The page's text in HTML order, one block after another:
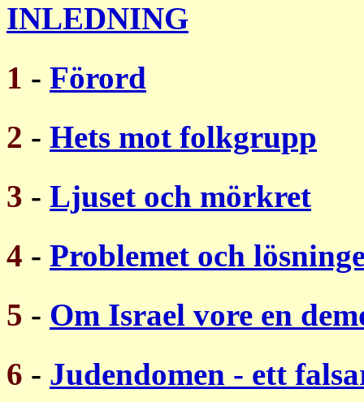
INLEDNING
1 - Förord
2 - Hets mot folkgrupp
3 - Ljuset och mörkret
4 - Problemet och
5 - Om Israel vore en
6 - Judendomen - ett